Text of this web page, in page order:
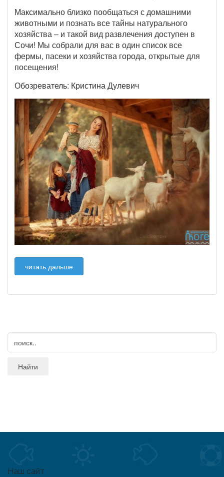
Максимально близко пообщаться с домашними
животными и познать все тайны натурального
хозяйства – и такой вид развлечения доступен в
Сочи! Мы собрали для вас в один список все
фермы, пасеки и хозяйства города, открытые для
посещения!
Обозреватель: Кристина Дулевич
читать дальше
Наш сайт